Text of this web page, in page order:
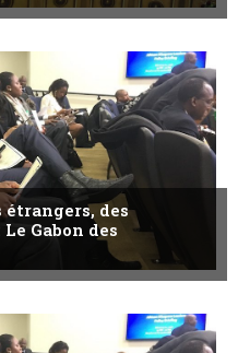
étrangers, des
Gabon des